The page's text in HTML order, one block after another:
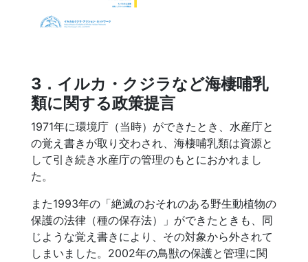
3．イルカ・クジラなど海棲哺乳
類に関する政策提言
1971年に環境庁（当時）ができたとき、水産庁と
の覚え書きが取り交わされ、海棲哺乳類は資源と
して引き続き水産庁の管理のもとにおかれまし
た。
また1993年の「絶滅のおそれのある野生動植物の
保護の法律（種の保存法）」ができたときも、同
じような覚え書きにより、その対象から外されて
しまいました。2002年の鳥獣の保護と管理に関